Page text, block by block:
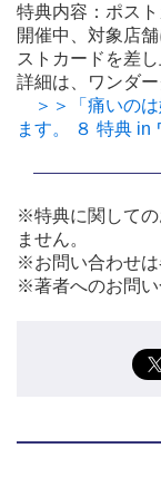
特典内容：ポス
開催中、対象店
ストカードを差し
詳細は、ワンダ
＞＞「痛いのは
ます。 ８ 特典 in
※特典に関しての
ません。
※お問い合わせは
※著者へのお問い